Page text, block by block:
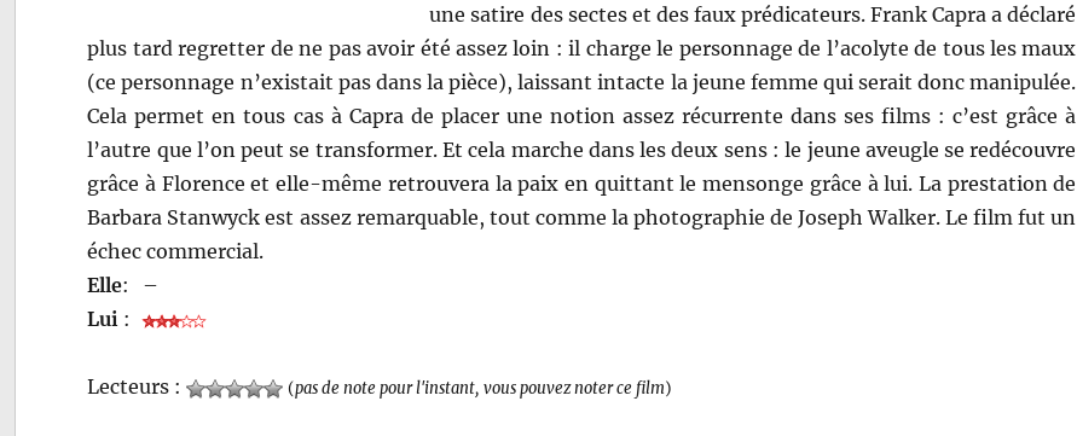
une satire des sectes et des faux prédicateurs. Frank Capra a déclaré
plus tard regretter de ne pas avoir été assez loin : il charge le personnage de l’acolyte de tous les maux
(ce personnage n’existait pas dans la pièce), laissant intacte la jeune femme qui serait donc manipulée.
Cela permet en tous cas à Capra de placer une notion assez récurrente dans ses films : c’est grâce à
l’autre que l’on peut se transformer. Et cela marche dans les deux sens : le jeune aveugle se redécouvre
grâce à Florence et elle-même retrouvera la paix en quittant le mensonge grâce à lui. La prestation de
Barbara Stanwyck est assez remarquable, tout comme la photographie de Joseph Walker. Le film fut un
échec commercial.
Elle:
–
Lui :
Lecteurs : (pas de note pour l'instant, vous pouvez noter ce film)